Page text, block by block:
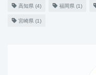
高知県 (4) 福岡県 (1)
宮崎県 (1)